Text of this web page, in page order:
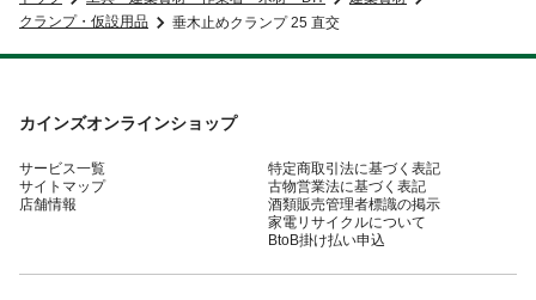
クランプ・仮設用品
垂木止めクランプ 25 直交
カインズオンラインショップ
サービス一覧
サイトマップ
店舗情報
特定商取引法に基づく表記
古物営業法に基づく表記
酒類販売管理者標識の掲示
家電リサイクルについて
BtoB掛け払い申込